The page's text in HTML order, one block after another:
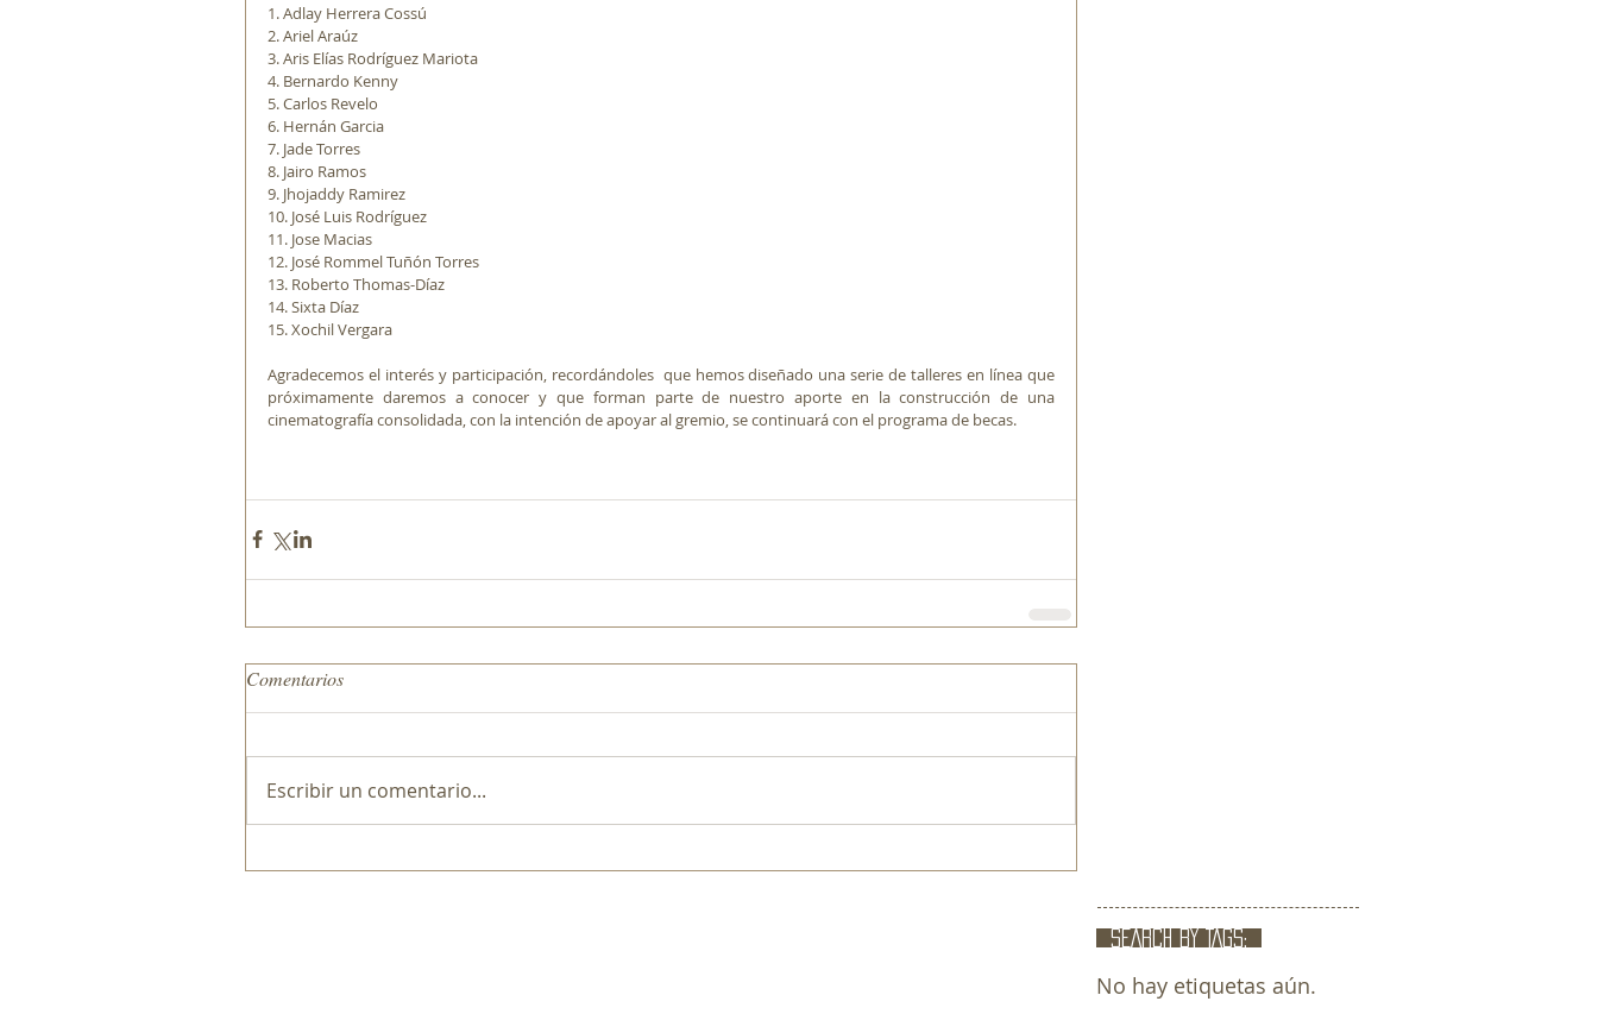
1. Adlay Herrera Cossú
2. Ariel Araúz
3. Aris Elías Rodríguez Mariota
4. Bernardo Kenny
5. Carlos Revelo
6. Hernán Garcia
7. Jade Torres
8. Jairo Ramos
9. Jhojaddy Ramirez
10. José Luis Rodríguez
11. Jose Macias
12. José Rommel Tuñón Torres
13. Roberto Thomas-Díaz
14. Sixta Díaz
15. Xochil Vergara
Agradecemos el interés y participación, recordándoles  que hemos diseñado una serie de talleres en línea que
próximamente daremos a conocer y que forman parte de nuestro aporte en la construcción de una
cinematografía consolidada, con la intención de apoyar al gremio, se continuará con el programa de becas.
Comentarios
Escribir un comentario...
SEARCH BY TAGS:
No hay etiquetas aún.